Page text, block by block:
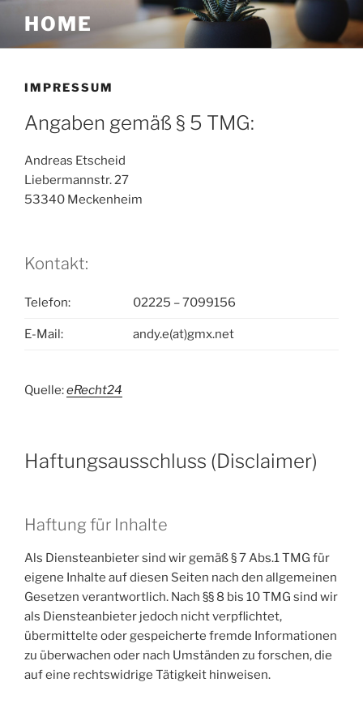
Inhalt
springen
HOME
IMPRESSUM
Angaben gemäß § 5 TMG:
Andreas Etscheid
Liebermannstr. 27
53340 Meckenheim
Kontakt:
Telefon: 02225 – 7099156
E-Mail: andy.e(at)gmx.net
Quelle:eRecht24
Haftungsausschluss (Disclaimer)
Haftung für Inhalte
Als Diensteanbieter sind wir gemäß § 7 Abs.1 TMG für
eigene Inhalte auf diesen Seiten nach den allgemeinen
Gesetzen verantwortlich. Nach §§ 8 bis 10 TMG sind wir
als Diensteanbieter jedoch nicht verpflichtet,
übermittelte oder gespeicherte fremde Informationen
zu überwachen oder nach Umständen zu forschen, die
auf eine rechtswidrige Tätigkeit hinweisen.